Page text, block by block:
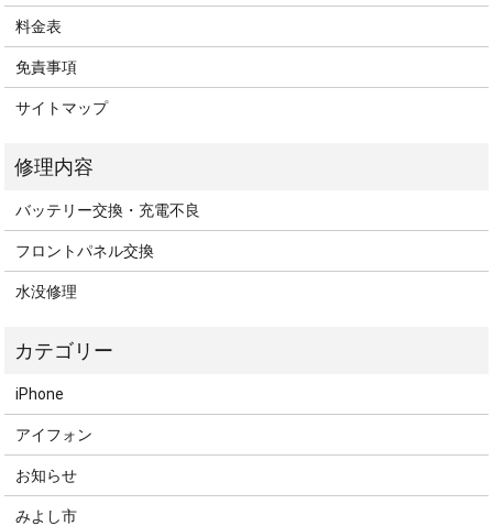
料金表
免責事項
サイトマップ
バッテリー交換・充電不良
フロントパネル交換
水没修理
iPhone
アイフォン
お知らせ
みよし市